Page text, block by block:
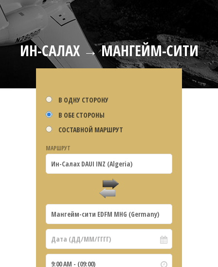
ИН-САЛАХ → МАНГЕЙМ-СИТИ
В ОДНУ СТОРОНУ
В ОБЕ СТОРОНЫ
СОСТАВНОЙ МАРШРУТ
МАРШРУТ